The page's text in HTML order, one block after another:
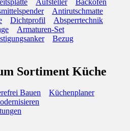
Antirutschmatte
Dichtprofil
Absperrtechnik
Armaturen-Set
Bezug
Sortiment Küche
Bauen
Küchenplaner